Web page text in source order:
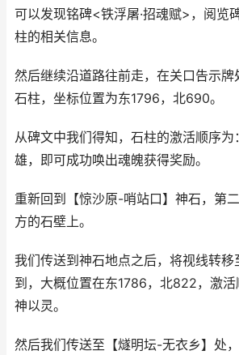
可以发现铭碑<铁浮屠·招魂赋>，阅览
柱的相关信息。
然后继续沿道路往前走，在关口告示牌
石柱，坐标位置为东1796，北690。
从碑文中我们得知，石柱的激活顺序为
雄，即可成功唤出魂魄获得奖励。
重新回到【惊沙原-哨站口】神石，第
方的石壁上。
我们传送到神石地点之后，将视线转移
到，大概位置在东1786，北822，激
神以灵。
然后我们传送至【燧明坛-无衣乡】处